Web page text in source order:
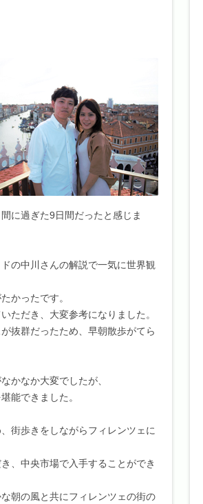
に過ぎた9日間だったと感じま
の中川さんの解説で一気に世界観
かったです。
ただき、大変参考になりました。
抜群だったため、早朝散歩がてら
かなか大変でしたが、
能できました。
街歩きをしながらフィレンツェに
、中央市場で入手することができ
朝の風と共にフィレンツェの街の